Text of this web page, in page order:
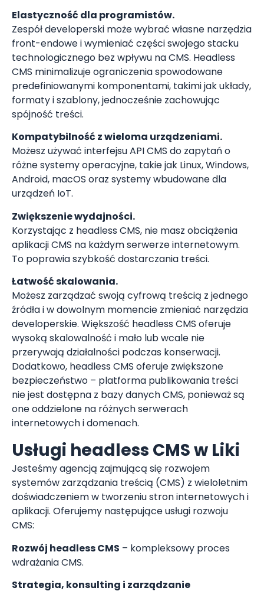
Elastyczność dla programistów.
Zespół developerski może wybrać własne narzędzia
front-endowe i wymieniać części swojego stacku
technologicznego bez wpływu na CMS. Headless
CMS minimalizuje ograniczenia spowodowane
predefiniowanymi komponentami, takimi jak układy,
formaty i szablony, jednocześnie zachowując
spójność treści.
Kompatybilność z wieloma urządzeniami.
Możesz używać interfejsu API CMS do zapytań o
różne systemy operacyjne, takie jak Linux, Windows,
Android, macOS oraz systemy wbudowane dla
urządzeń IoT.
Zwiększenie wydajności.
Korzystając z headless CMS, nie masz obciążenia
aplikacji CMS na każdym serwerze internetowym.
To poprawia szybkość dostarczania treści.
Łatwość skalowania.
Możesz zarządzać swoją cyfrową treścią z jednego
źródła i w dowolnym momencie zmieniać narzędzia
developerskie. Większość headless CMS oferuje
wysoką skalowalność i mało lub wcale nie
przerywają działalności podczas konserwacji.
Dodatkowo, headless CMS oferuje zwiększone
bezpieczeństwo – platforma publikowania treści
nie jest dostępna z bazy danych CMS, ponieważ są
one oddzielone na różnych serwerach
internetowych i domenach.
Usługi headless CMS w Liki
Jesteśmy agencją zajmującą się rozwojem
systemów zarządzania treścią (CMS) z wieloletnim
doświadczeniem w tworzeniu stron internetowych i
aplikacji. Oferujemy następujące usługi rozwoju
CMS:
Rozwój headless CMS – kompleksowy proces
wdrażania CMS.
Strategia, konsulting i zarządzanie